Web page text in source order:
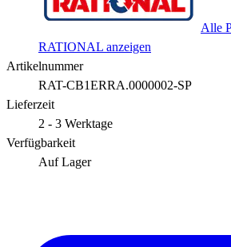
Alle
RATIONAL anzeigen
Artikelnummer
RAT-CB1ERRA.0000002-SP
Lieferzeit
2 - 3 Werktage
Verfügbarkeit
Auf Lager